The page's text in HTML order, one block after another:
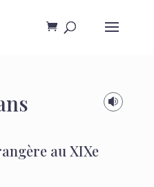

au XIXe